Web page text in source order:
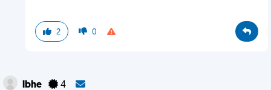
2 0
lbhe 4